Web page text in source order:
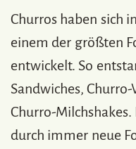
Churros haben sich
einem der größten
entwickelt. So
Sandwiches,
Churro-
durch immer neue